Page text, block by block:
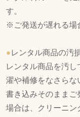
す。
※ご発送が遅れる場
●レンタル商品の汚
レンタル商品を汚
濯や補修をなさらな
書き込みそのままご
場合は、クリーニン